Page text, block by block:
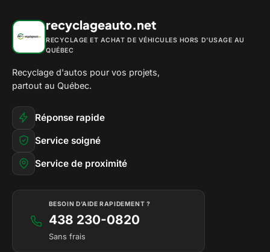
recyclageauto.net
RECYCLAGE ET ACHAT DE VÉHICULES HORS D'USAGE AU
QUÉBEC
Recyclage d'autos pour vos projets,
partout au Québec.
Réponse rapide
Service soigné
Service de proximité
BESOIN D’AIDE RAPIDEMENT ?
438 230-0820
Sans frais